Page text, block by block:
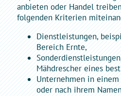
anbieten oder Handel
folgenden Kriterien
Dienstleistungen,
Bereich Ernte,
Mähdrescher eines
Unternehmen in
oder nach ihrem